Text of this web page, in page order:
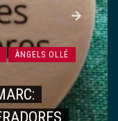
ÀNGELS OLLÉ